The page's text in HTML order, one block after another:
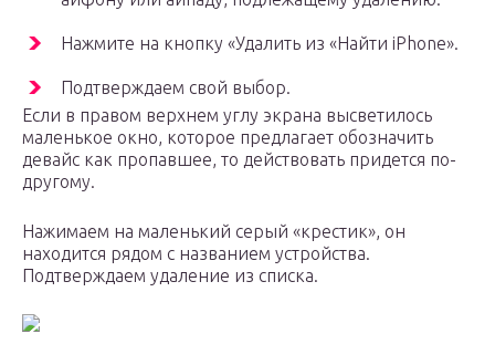
Нажмите на кнопку «Удалить из «Найти iPhone».
Подтверждаем свой выбор.
Если в правом верхнем углу экрана высветилось
маленькое окно, которое предлагает обозначить
девайс как пропавшее, то действовать придется по-
другому.
Нажимаем на маленький серый «крестик», он
находится рядом с названием устройства.
Подтверждаем удаление из списка.